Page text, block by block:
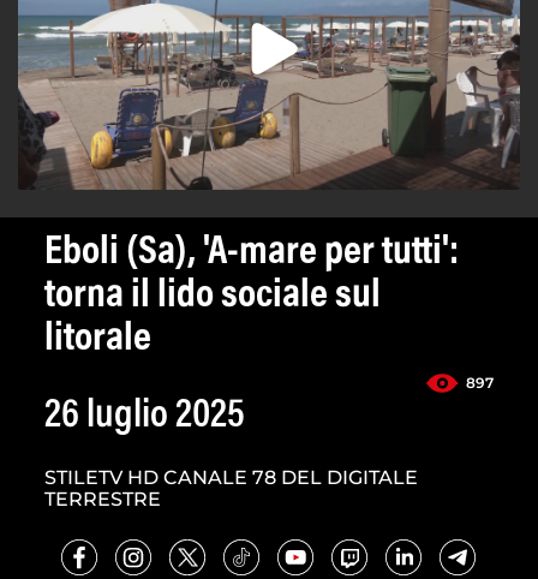
Eboli (Sa), 'A-mare per tutti':
torna il lido sociale sul
litorale
897
26 luglio 2025
STILETV HD CANALE 78 DEL DIGITALE
TERRESTRE